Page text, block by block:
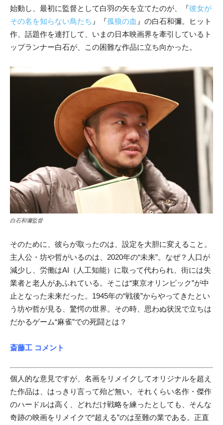
始動し、最初に監督として白羽の矢を立てたのが、『彼女が
その名を知らない鳥たち 』『孤狼の血 』の白石和彌。ヒット
作、話題作を連打して、いまの日本映画界を牽引しているト
ップランナー白石が、この困難な作品に立ち向かった。
白石和彌監督
そのために、彼らが取ったのは、設定を大胆に変えること。
主人公・坊や哲がいるのは、2020年の“未来”。なぜ？人口が
減少し、労働はAI（人工知能）に取って代わられ、街には失
業者と老人があふれている。そこは“東京オリンピック”が中
止となった未来だった。1945年の“戦後”からやってきたとい
う坊や哲が見る、驚愕の世界。その時、思わぬ状況で立ちは
だかるゲーム“麻雀”での死闘とは？
斎藤工 コメント
個人的な意見ですが、名画をリメイクしてオリジナルを超え
た作品は、はっきり言って殆ど無い。それくらい名作・傑作
のハードルは高く、どれだけ戦略を練ったとしても、そんな
奇跡の映画をリメイクで“超える”のは至難の業である。正直